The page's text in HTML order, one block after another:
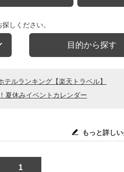
しください。
目的から探す
ルランキング【楽天トラベル】
夏休みイベントカレンダー
もっと詳し
1